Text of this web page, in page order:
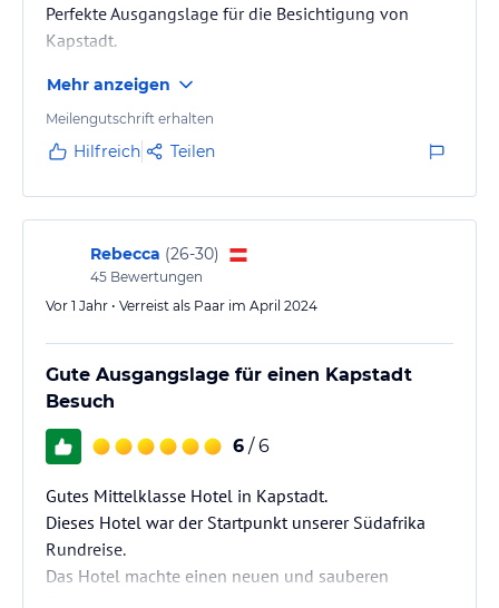
Perfekte Ausgangslage für die Besichtigung von
Kapstadt.
Mehr anzeigen
Meilengutschrift erhalten
Hilfreich Teilen
Rebecca (26-30)
45 Bewertungen
Vor 1 Jahr • Verreist als Paar im April 2024
Gute Ausgangslage für einen Kapstadt
Besuch
6 / 6
Gutes Mittelklasse Hotel in Kapstadt.
Dieses Hotel war der Startpunkt unserer Südafrika
Rundreise.
Das Hotel machte einen neuen und sauberen